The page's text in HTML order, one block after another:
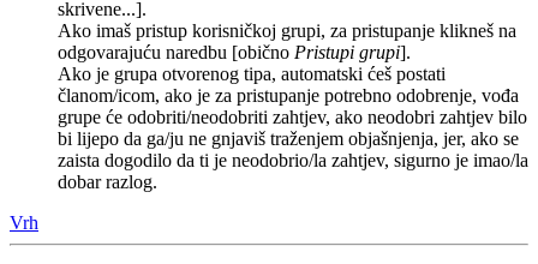
skrivene...].
Ako imaš pristup korisničkoj grupi, za pristupanje klikneš na
odgovarajuću naredbu [obično Pristupi grupi].
Ako je grupa otvorenog tipa, automatski ćeš postati
članom/icom, ako je za pristupanje potrebno odobrenje, vođa
grupe će odobriti/neodobriti zahtjev, ako neodobri zahtjev bilo
bi lijepo da ga/ju ne gnjaviš traženjem objašnjenja, jer, ako se
zaista dogodilo da ti je neodobrio/la zahtjev, sigurno je imao/la
dobar razlog.
Vrh